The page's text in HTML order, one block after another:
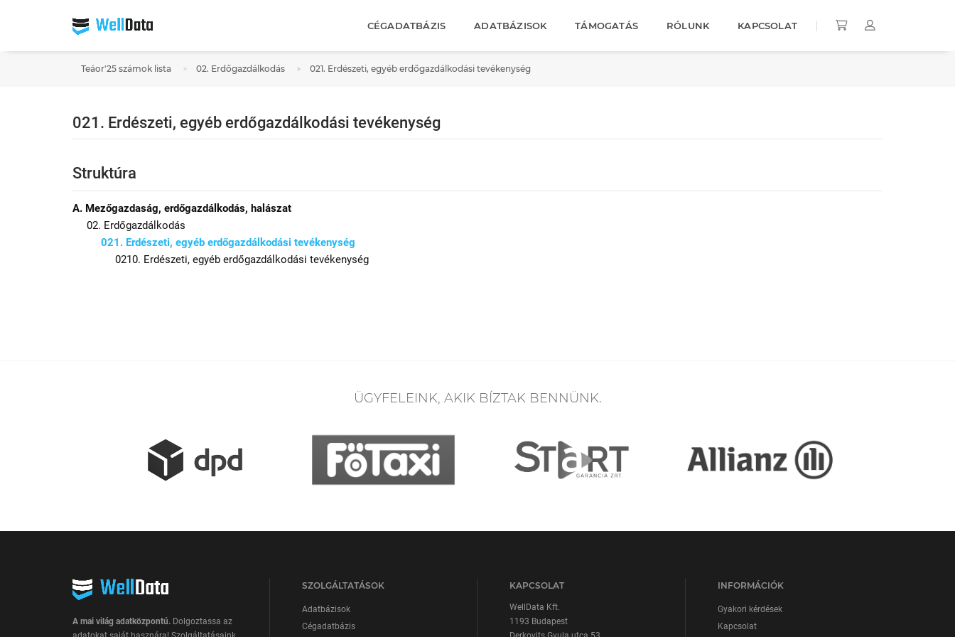
CÉGADATBÁZIS ADATBÁZISOK TÁMOGATÁS RÓLUNK KAPCSOLAT
Teáor'25 számok lista 02. Erdőgazdálkodás 021. Erdészeti, egyéb erdőgazdálkodási tevékenység
021. Erdészeti, egyéb erdőgazdálkodási tevékenység
Struktúra
A. Mezőgazdaság, erdőgazdálkodás, halászat
02. Erdőgazdálkodás
021. Erdészeti, egyéb erdőgazdálkodási tevékenység
0210. Erdészeti, egyéb erdőgazdálkodási tevékenység
ÜGYFELEINK, AKIK BÍZTAK BENNÜNK.
A mai világ adatközpontú. Dolgoztassa az
SZOLGÁLTATÁSOK
Adatbázisok
Cégadatbázis
KAPCSOLAT
WellData Kft.
1193 Budapest
INFORMÁCIÓK
Gyakori kérdések
Kapcsolat